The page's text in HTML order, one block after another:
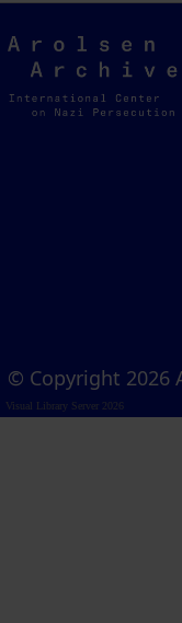
Arolsen
Archives
© Copyright 2026
Visual Library Server 2026